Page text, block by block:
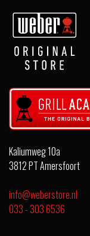
Kaliumweg 10a
3812 PT Amersfoort
info@weberstore.nl
033 - 303 6536